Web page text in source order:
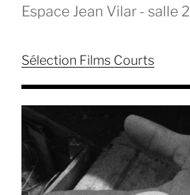
Espace Jean Vilar - salle 2
Sélection Films Courts